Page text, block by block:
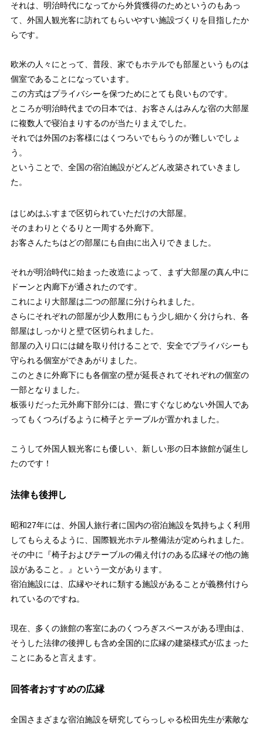
それは、明治時代になってから外貨獲得のためというのもあっ
て、外国人観光客に訪れてもらいやすい施設づくりを目指したか
らです。
欧米の人々にとって、普段、家でもホテルでも部屋というものは
個室であることになっています。
この方式はプライバシーを保つためにとても良いものです。
ところが明治時代までの日本では、お客さんはみんな宿の大部屋
に複数人で寝泊まりするのが当たりまえでした。
それでは外国のお客様にはくつろいでもらうのが難しいでしょ
う。
ということで、全国の宿泊施設がどんどん改築されていきまし
た。
はじめはふすまで区切られていただけの大部屋。
そのまわりとぐるりと一周する外廊下。
お客さんたちはどの部屋にも自由に出入りできました。
それが明治時代に始まった改造によって、まず大部屋の真ん中に
ドーンと内廊下が通されたのです。
これにより大部屋は二つの部屋に分けられました。
さらにそれぞれの部屋が少人数用にもう少し細かく分けられ、各
部屋はしっかりと壁で区切られました。
部屋の入り口には鍵を取り付けることで、安全でプライバシーも
守られる個室ができあがりました。
このときに外廊下にも各個室の壁が延長されてそれぞれの個室の
一部となりました。
板張りだった元外廊下部分には、畳にすぐなじめない外国人であ
ってもくつろげるように椅子とテーブルが置かれました。
こうして外国人観光客にも優しい、新しい形の日本旅館が誕生し
たのです！
法律も後押し
昭和27年には、外国人旅行者に国内の宿泊施設を気持ちよく利用
してもらえるように、国際観光ホテル整備法が定められました。
その中に『椅子およびテーブルの備え付けのある広縁その他の施
設があること。』という一文があります。
宿泊施設には、広縁やそれに類する施設があることが義務付けら
れているのですね。
現在、多くの旅館の客室にあのくつろぎスペースがある理由は、
そうした法律の後押しも含め全国的に広縁の建築様式が広まった
ことにあると言えます。
回答者おすすめの広縁
全国さまざまな宿泊施設を研究してらっしゃる松田先生が素敵な